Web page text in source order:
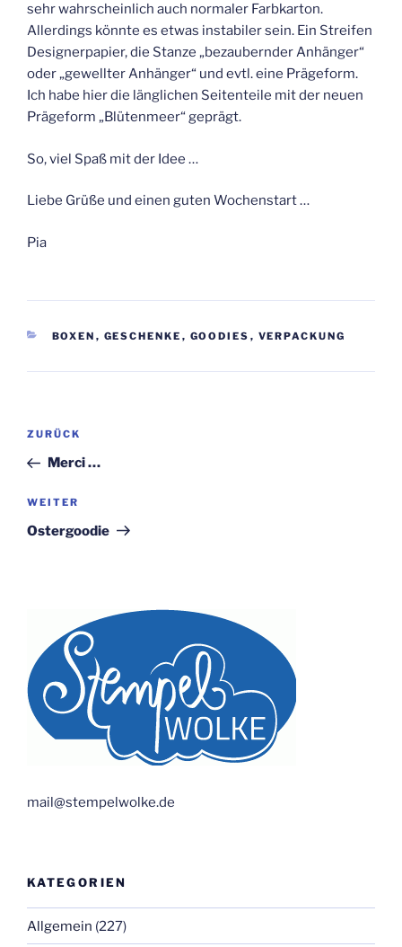
sehr wahrscheinlich auch normaler Farbkarton.
Allerdings könnte es etwas instabiler sein. Ein Streifen
Designerpapier, die Stanze „bezaubernder Anhänger“
oder „gewellter Anhänger“ und evtl. eine Prägeform.
Ich habe hier die länglichen Seitenteile mit der neuen
Prägeform „Blütenmeer“ geprägt.
So, viel Spaß mit der Idee …
Liebe Grüße und einen guten Wochenstart …
Pia
KATEGORIEN
BOXEN , GESCHENKE , GOODIES , VERPACKUNG
Beitragsnavigation
Vorheriger
Beitrag
ZURÜCK
Merci …
Nächster
Beitrag
WEITER
Ostergoodie
mail@stempelwolke.de
KATEGORIEN
Allgemein (227)